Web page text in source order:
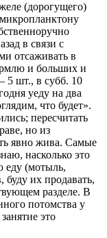
(дорогущего)
в связи с
отсаживать в
и больших и
5 шт., в субб. 10
уеду на два
что будет».
пересчитать
но из
явно жива. Самые
насколько это
еду (мотыль,
их продавать,
разделе. В
потомства у
это